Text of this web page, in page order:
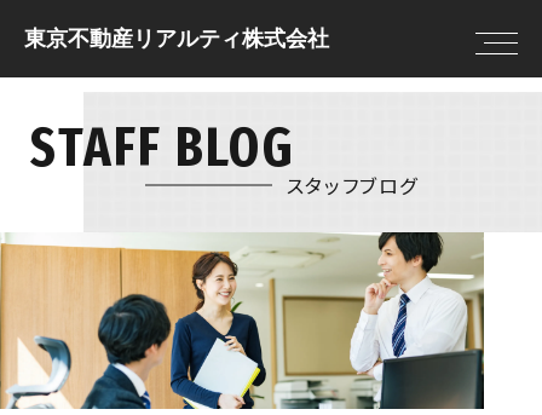
東京不動産リアルティ株式会社
トップページ
現地販売会
NEWS
住まいを借りる
借りる前に決めてお
借りる流れ
住まいを借りるの
住まいを借りる
住まいを売る
リフォーム
STAFF BLOG
スタッフブログ